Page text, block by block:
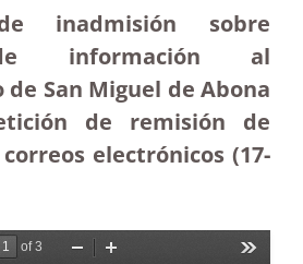
inadmisión sobre
información al
San Miguel de Abona
de remisión de
electrónicos (17-